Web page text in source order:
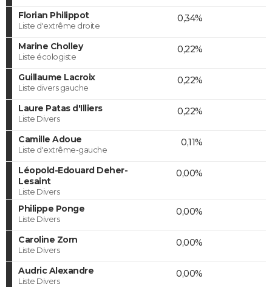
Florian Philippot
Liste d'extrême droite
0,34%
Marine Cholley
Liste écologiste
0,22%
Guillaume Lacroix
Liste divers gauche
0,22%
Laure Patas d'Illiers
Liste Divers
0,22%
Camille Adoue
Liste d'extrême-gauche
0,11%
Léopold-Edouard Deher-
Lesaint
Liste Divers
0,00%
Philippe Ponge
Liste Divers
0,00%
Caroline Zorn
Liste Divers
0,00%
Audric Alexandre
Liste Divers
0,00%